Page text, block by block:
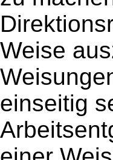
Weise
einseitig